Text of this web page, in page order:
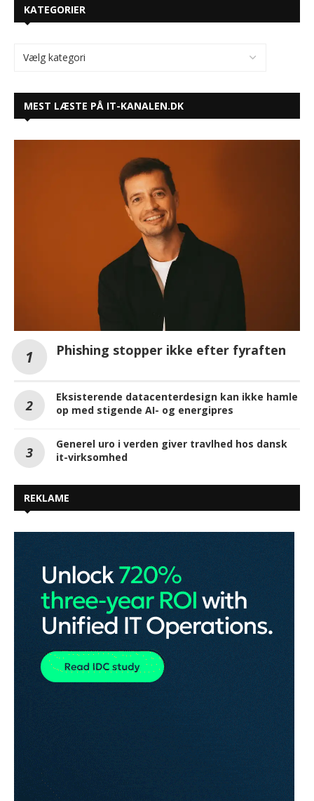
KATEGORIER
MEST LÆSTE PÅ IT-KANALEN.DK
Phishing stopper ikke efter fyraften
Eksisterende datacenterdesign kan ikke hamle
op med stigende AI- og energipres
Generel uro i verden giver travlhed hos dansk
it-virksomhed
REKLAME